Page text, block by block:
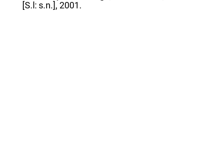
[S.l: s.n.], 2001.